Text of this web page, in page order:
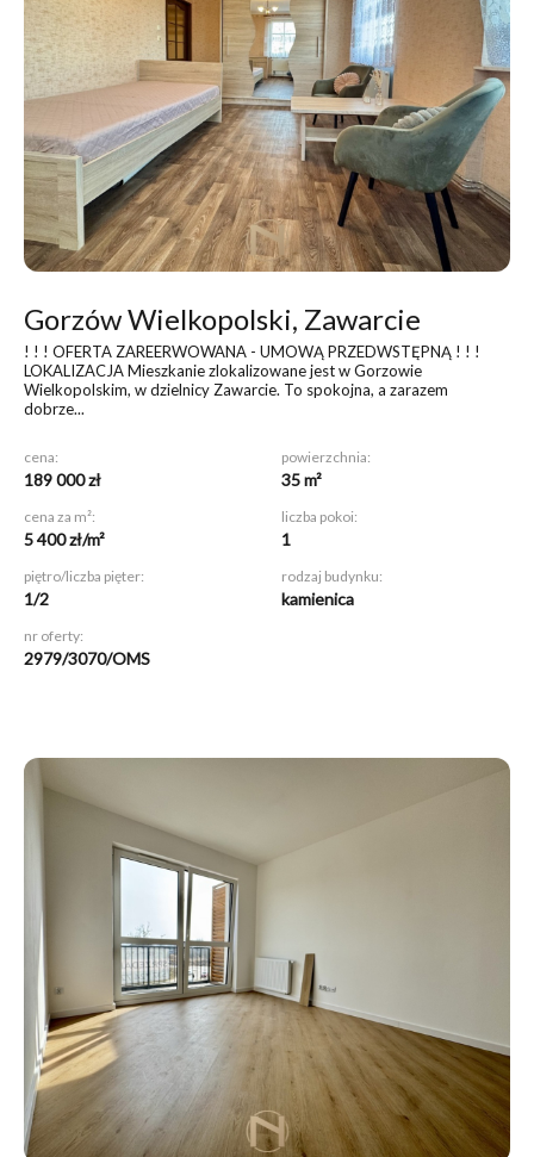
Gorzów Wielkopolski, Zawarcie
! ! ! OFERTA ZAREERWOWANA - UMOWĄ PRZEDWSTĘPNĄ ! ! !
LOKALIZACJA Mieszkanie zlokalizowane jest w Gorzowie
Wielkopolskim, w dzielnicy Zawarcie. To spokojna, a zarazem
dobrze...
cena:
189 000 zł
powierzchnia:
35 m²
cena za m²:
5 400 zł/m²
liczba pokoi:
1
piętro/liczba pięter:
1/2
rodzaj budynku:
kamienica
nr oferty:
2979/3070/OMS